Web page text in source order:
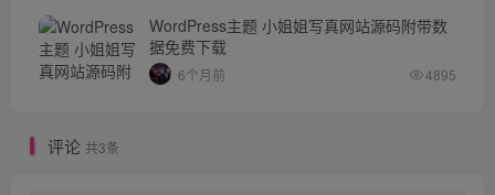
WordPress主题 小姐姐写真网站源码附带数
据免费下载
6个月前 4895
评论 共3条